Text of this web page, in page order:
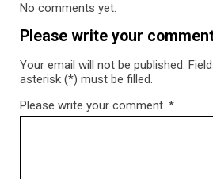
No comments yet.
Please write your
Your email will not be published.
asterisk (*) must be filled.
Please write your comment. *